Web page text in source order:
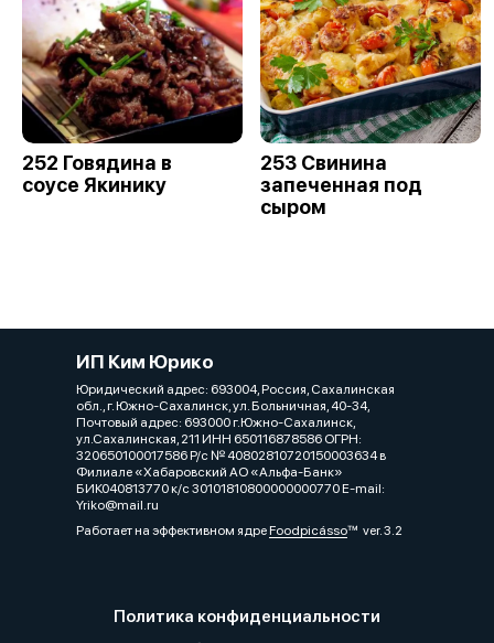
252 Говядина в
соусе Якинику
253 Свинина
запеченная под
сыром
ИП Ким Юрико
Юридический адрес: 693004, Россия, Сахалинская
обл., г. Южно-Сахалинск, ул. Больничная, 40-34,
Почтовый адрес: 693000 г.Южно-Сахалинск,
ул.Сахалинская, 211 ИНН 650116878586 ОГРН:
320650100017586 Р/с № 40802810720150003634 в
Филиале «Хабаровский АО «Альфа-Банк»
БИК040813770 к/с 30101810800000000770 Е-mail:
Yriko@mail.ru
Работает на эффективном ядреFoodpicássover. 3.2
Политика конфиденциальности